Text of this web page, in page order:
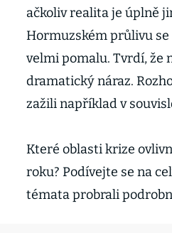
ačkoliv realita je úplně
Hormuzském průlivu
velmi pomalu. Tvrdí, že
dramatický náraz.
zažili například v
Které oblasti krize
roku? Podívejte se na
témata probrali